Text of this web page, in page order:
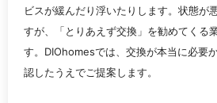
ビスが緩んだり浮いたりします。状態が
すが、「とりあえず交換」を勧めてくる
す。DIOhomesでは、交換が本当に必要
認したうえでご提案します。